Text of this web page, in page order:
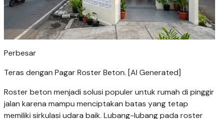
Perbesar
Teras dengan Pagar Roster Beton. [AI Generated]
Roster beton menjadi solusi populer untuk rumah di pinggir
jalan karena mampu menciptakan batas yang tetap
memiliki sirkulasi udara baik. Lubang-lubang pada roster